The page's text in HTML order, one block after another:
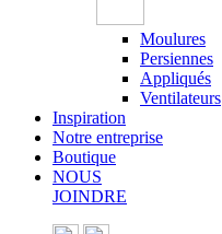
Moulures
Persiennes
Appliqués
Ventilateurs
Inspiration
Notre entreprise
Boutique
NOUS
JOINDRE